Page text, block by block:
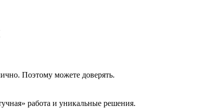
Поэтому можете доверять.
работа и уникальные решения.